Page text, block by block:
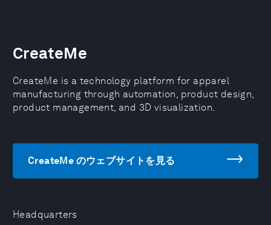
Headquarters
CreateMe
CreateMe is a technology platform for apparel
manufacturing through automation, product design,
product management, and 3D visualization.
CreateMe のウェブサイトを見る